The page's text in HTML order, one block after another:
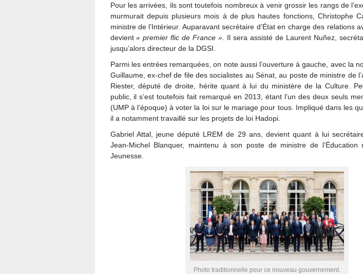
Pour les arrivées, ils sont toutefois nombreux à venir grossir les rangs de
murmurait depuis plusieurs mois à de plus hautes fonctions, Christophe
ministre de l’Intérieur. Auparavant secrétaire d’État en charge des relations
devient« premier flic de France » . Il sera assisté de Laurent Nuñez,
jusqu’alors directeur de la DGSI.
Parmi les entrées remarquées, on note aussi l’ouverture à gauche, avec la
Guillaume, ex-chef de file des socialistes au Sénat, au poste de ministre de
Riester, député de droite, hérite quant à lui du ministère de la Culture.
public, il s’est toutefois fait remarqué en 2013, étant l’un des deux seuls
(UMP à l’époque) à voter la loi sur le mariage pour tous. Impliqué dans les
il a notamment travaillé sur les projets de loi Hadopi.
Gabriel Attal, jeune député LREM de 29 ans, devient quant à lui
Jean-Michel Blanquer, maintenu à son poste de ministre de
Jeunesse.
Photo traditionnelle pour ce nouveau gouvernement.